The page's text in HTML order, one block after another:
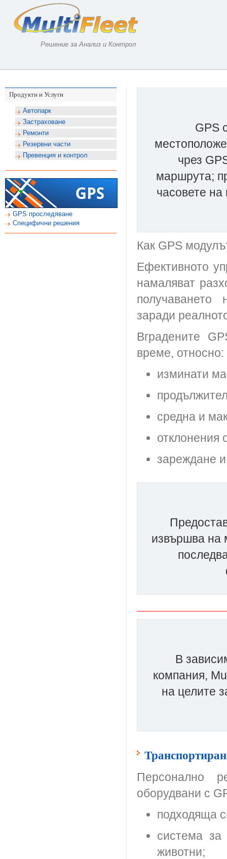
Решение за Анализ и Контрол
Продукти и Услуги
Автопарк
Застраховане
Ремонти
Резервни части
Превенция и контрол
GPS проследяване
Специфични решения
GPS
чрез
маршрута;
часовете на
Как GPS
Ефективното
намаляват
получаването
заради
Вградените
време, относно:
изминати
средна и
отклонения
зареждане
извършва на
В
компания,
на целите
Персонално
оборудвани с
подходяща
система за
животни;